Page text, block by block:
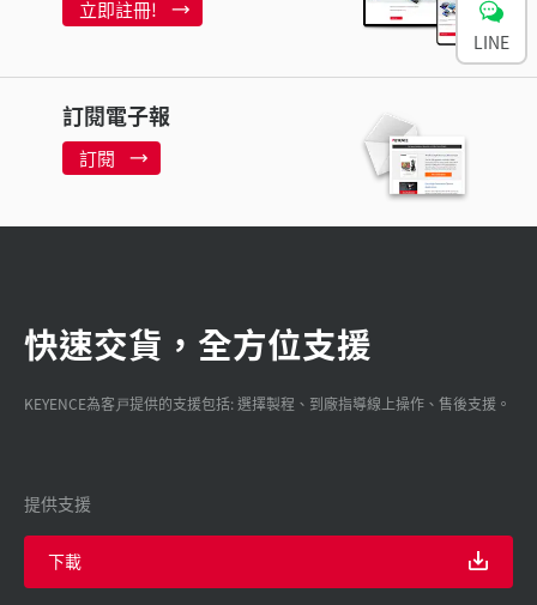
立即註冊!
訂閱電子報
訂閱
快速交貨，全方位支援
KEYENCE為客戸提供的支援包括: 選擇製程、到廠指導線上操作、售後支援。
提供支援
下載
LINE